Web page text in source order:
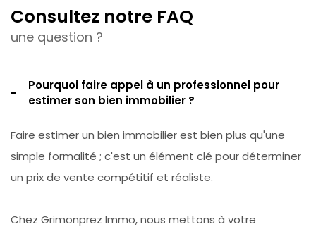
Consultez notre FAQ
une question ?
Pourquoi faire appel à un professionnel pour
estimer son bien immobilier ?
Faire estimer un bien immobilier est bien plus qu'une
simple formalité ; c'est un élément clé pour déterminer
un prix de vente compétitif et réaliste.
Chez Grimonprez Immo, nous mettons à votre